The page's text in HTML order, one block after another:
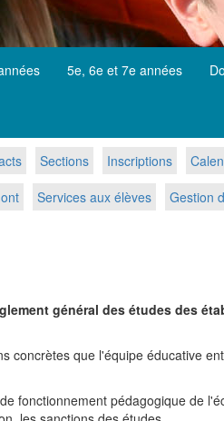
5e, 6e et 7e années
Sections Inscriptions
Services aux élèves Gestion
général des études des
concrètes que l'équipe éducative
fonctionnement pédagogique de